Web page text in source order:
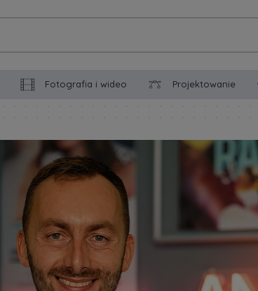
Fotografia i wideo Projektowanie